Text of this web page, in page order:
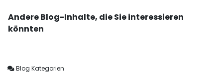
Andere Blog-Inhalte, die Sie interessieren
könnten
Blog Kategorien